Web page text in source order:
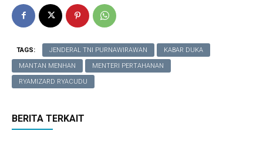
Cari Artikel
Cari Artikel
TAGS: JENDERAL TNI PURNAWIRAWAN KABAR DUKA
MANTAN MENHAN MENTERI PERTAHANAN
RYAMIZARD RYACUDU
BERITA TERKAIT